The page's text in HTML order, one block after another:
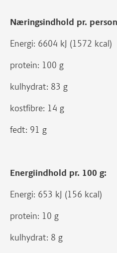
Næringsindhold pr.
Energi: 6604 kJ (1572 kcal)
protein: 100 g
kulhydrat: 83 g
kostfibre: 14 g
fedt: 91 g
Energiindhold pr. 100 g:
Energi: 653 kJ (156 kcal)
protein: 10 g
kulhydrat: 8 g